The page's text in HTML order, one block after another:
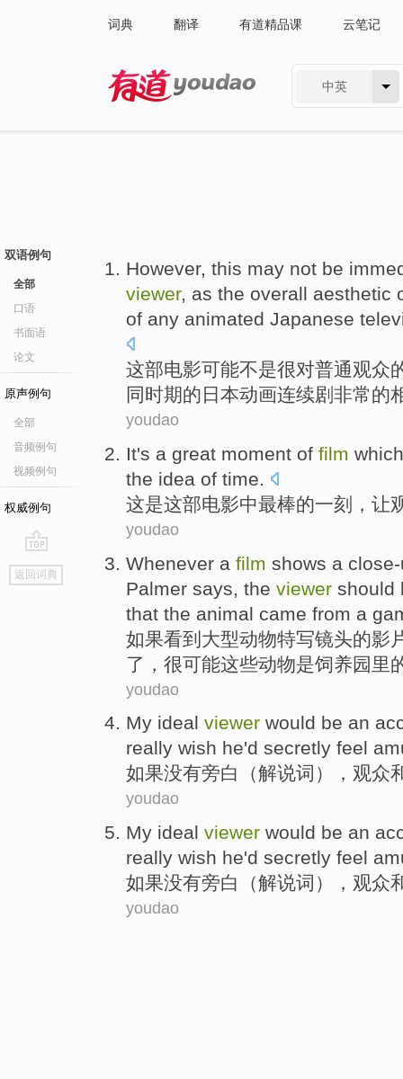
词典 翻译 有道精品课 云笔记
中英
双语例句
全部
口语
书面语
论文
原声例句
全部
音频例句
视频例句
权威例句
go
top
返回词典
However, this may not be
viewer, as the overall aesthetic
of any animated Japanese
这部电影可能不是很对普通观众
同时期的 日本动画连续剧非常的
youdao
It's a great moment of film which
the idea of time.
这是这部电影中最棒的一刻 ，让
youdao
Whenever a film shows a
Palmer says, the viewer should
that the animal came from a
如果看到 大型动物特写镜头的影
了，很可能这些动物是饲养园里
youdao
My ideal viewer would be an
really wish he'd secretly feel
如果没有旁白（解说词）， 观众
youdao
My ideal viewer would be an
really wish he'd secretly feel
如果没有旁白（解说词）， 观众
youdao